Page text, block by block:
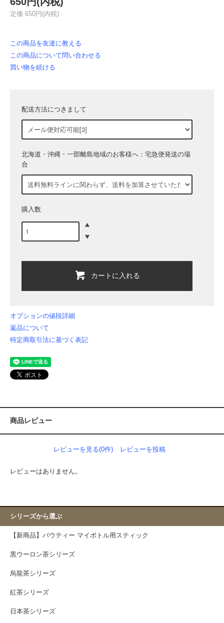
定価 650円(内税)
この商品を友達に教える
この商品について問い合わせる
買い物を続ける
配送方法につきまして
北海道・沖縄・一部離島地域のお客様へ：宅急便発送の場
合
購入数
カートに入れる
オプションの値段詳細
返品について
特定商取引法に基づく表記
商品レビュー
レビューを見る(0件) レビューを投稿
レビューはありません。
シリーズから選ぶ
【新商品】パウティー マイボトル用スティック
黒ウーロン茶シリーズ
烏龍茶シリーズ
紅茶シリーズ
日本茶シリーズ